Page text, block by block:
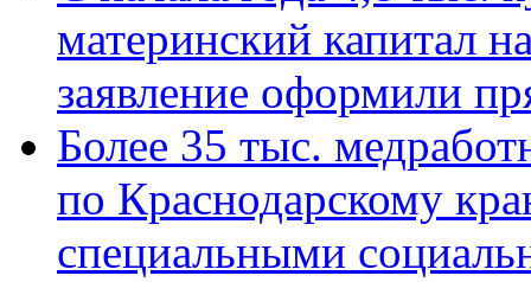
материнский капитал
заявление оформили
Более 35 тыс.
по Краснодарскому
специальными